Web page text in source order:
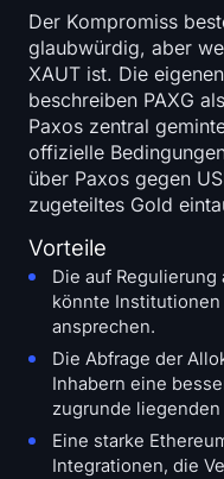
Der Kompromiss
glaubwürdig, aber
XAUT ist. Die
beschreiben PAXG
Paxos zentral
offizielle
über Paxos gegen
zugeteiltes Gold
Vorteile
Die auf
könnte
ansprechen.
Die Abfrage der
Inhabern eine
zugrunde liegenden
Eine starke
Integrationen, die